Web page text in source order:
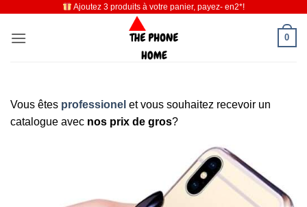
contenu
Ajoutez 3 produits à votre panier, payez- en2*!
0
Vous êtes professionel et vous souhaitez recevoir un
catalogue avec nos prix de gros?